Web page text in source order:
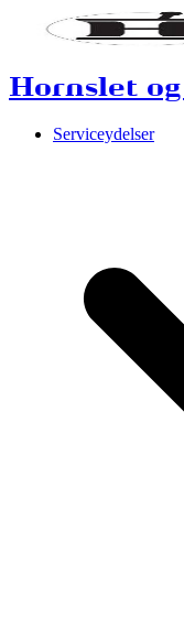
Hornslet
Serviceydelser